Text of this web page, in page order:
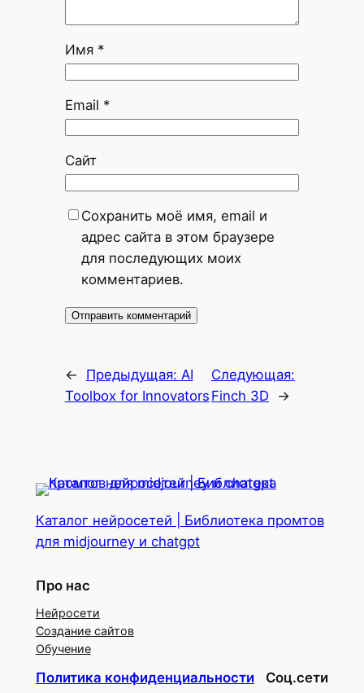
Имя *
Email *
Сайт
Сохранить моё имя, email и
адрес сайта в этом браузере
для последующих моих
комментариев.
← Предыдущая: AI
Toolbox for Innovators
Следующая:
Finch 3D
→
Каталог нейросетей | Библиотека промтов
для midjourney и chatgpt
Про нас
Нейросети
Создание сайтов
Обучение
Политика конфиденциальности Соц.сети